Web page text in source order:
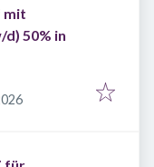
mit
50% in